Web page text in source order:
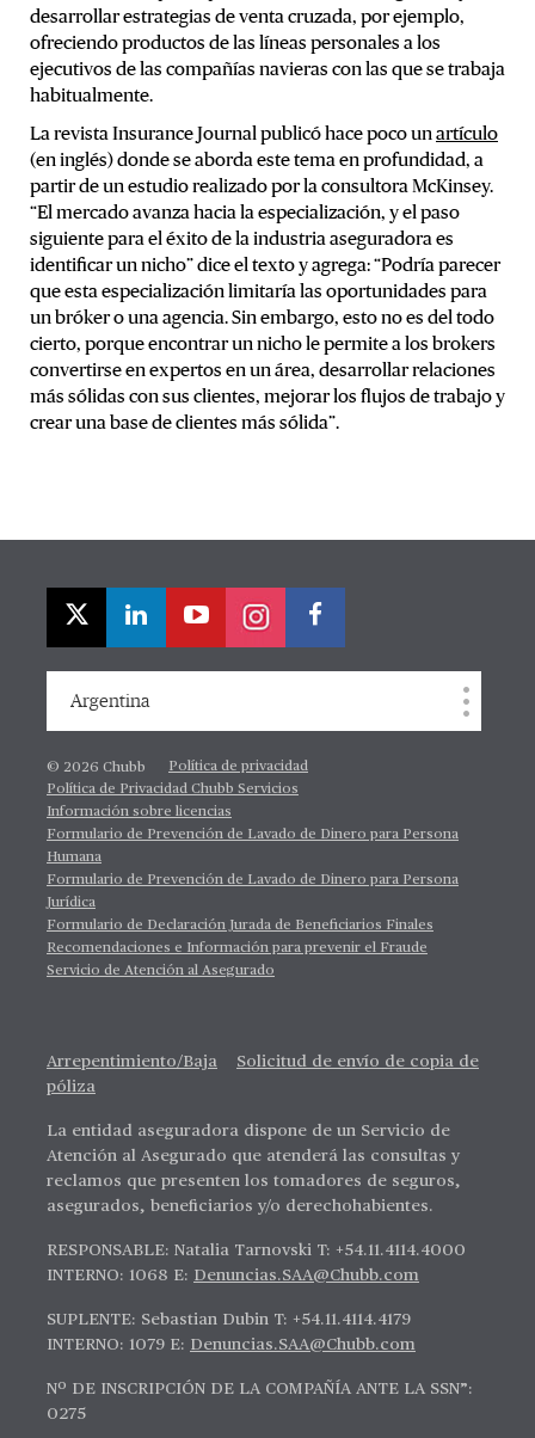
desarrollar estrategias de venta cruzada, por ejemplo,
ofreciendo productos de las líneas personales a los
ejecutivos de las compañías navieras con las que se trabaja
habitualmente.
La revista Insurance Journal publicó hace poco un artículo
(en inglés) donde se aborda este tema en profundidad, a
partir de un estudio realizado por la consultora McKinsey.
“El mercado avanza hacia la especialización, y el paso
siguiente para el éxito de la industria aseguradora es
identificar un nicho” dice el texto y agrega: “Podría parecer
que esta especialización limitaría las oportunidades para
un bróker o una agencia. Sin embargo, esto no es del todo
cierto, porque encontrar un nicho le permite a los brokers
convertirse en expertos en un área, desarrollar relaciones
más sólidas con sus clientes, mejorar los flujos de trabajo y
crear una base de clientes más sólida”.
Argentina
© 2026 Chubb
Política de privacidad
Política de Privacidad Chubb Servicios
Información sobre licencias
Formulario de Prevención de Lavado de Dinero para Persona
Humana
Formulario de Prevención de Lavado de Dinero para Persona
Jurídica
Formulario de Declaración Jurada de Beneficiarios Finales
Recomendaciones e Información para prevenir el Fraude
Servicio de Atención al Asegurado
Arrepentimiento/Baja
Solicitud de envío de copia de
póliza
La entidad aseguradora dispone de un Servicio de
Atención al Asegurado que atenderá las consultas y
reclamos que presenten los tomadores de seguros,
asegurados, beneficiarios y/o derechohabientes.
RESPONSABLE: Natalia Tarnovski T: +54.11.4114.4000
INTERNO: 1068 E: Denuncias.SAA@Chubb.com
SUPLENTE: Sebastian Dubin T: +54.11.4114.4179
INTERNO: 1079 E: Denuncias.SAA@Chubb.com
Nº DE INSCRIPCIÓN DE LA COMPAÑÍA ANTE LA SSN”:
0275